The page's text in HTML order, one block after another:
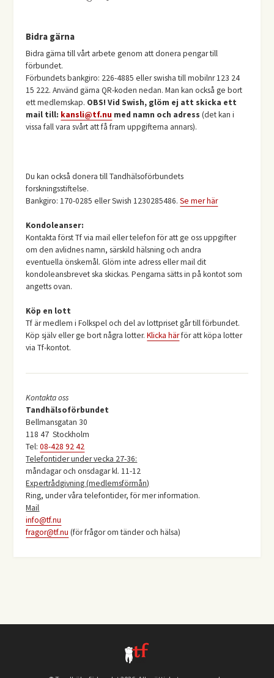
Bidra gärna
Bidra gärna till vårt arbete genom att donera pengar till
förbundet.
Förbundets bankgiro: 226-4885 eller swisha till mobilnr 123 24
15 222. Använd gärna QR-koden nedan. Man kan också ge bort
ett medlemskap. OBS! Vid Swish, glöm ej att skicka ett
mail till: kansli@tf.nu med namn och adress (det kan i
vissa fall vara svårt att få fram uppgifterna annars).
Du kan också donera till Tandhälsoförbundets
forskningsstiftelse.
Bankgiro: 170-0285 eller Swish 1230285486.Se mer här
Kondoleanser:
Kontakta först Tf via mail eller telefon för att ge oss uppgifter
om den avlidnes namn, särskild hälsning och andra
eventuella önskemål. Glöm inte adress eller mail dit
kondoleansbrevet ska skickas. Pengarna sätts in på kontot som
angetts ovan.
Köp en lott
Tf är medlem i Folkspel och del av lottpriset går till förbundet.
Köp själv eller ge bort några lotter.Klicka härför att köpa lotter
via Tf-kontot.
Kontakta oss
Tandhälsoförbundet
Bellmansgatan 30
118 47 Stockholm
Tel:08-428 92 42
Telefontider under vecka 27-36:
måndagar och onsdagar kl. 11-12
Expertrådgivning (medlemsförmån)
Ring, under våra telefontider, för mer information.
Mail
info@tf.nu
fragor@tf.nu (för frågor om tänder och hälsa)